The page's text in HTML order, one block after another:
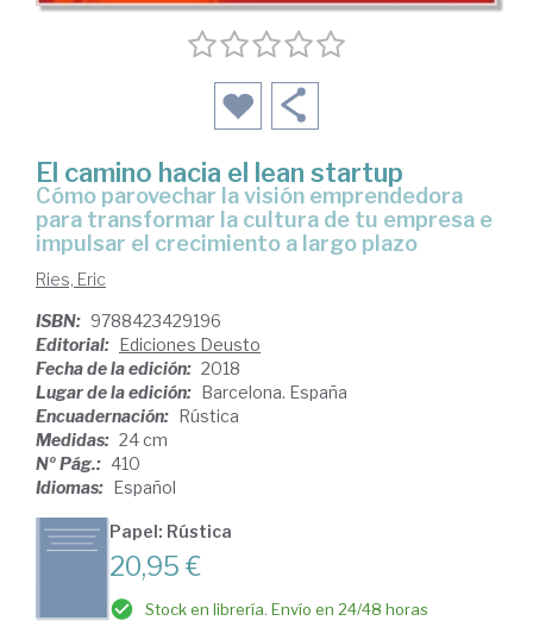
El camino hacia el lean startup
cómo parovechar la visión emprendedora
para transformar la cultura de tu empresa e
impulsar el crecimiento a largo plazo
Ries, Eric
ISBN: 9788423429196
Editorial: Ediciones Deusto
Fecha de la edición: 2018
Lugar de la edición: Barcelona. España
Encuadernación: Rústica
Medidas: 24 cm
Nº Pág.: 410
Idiomas: Español
Papel: Rústica
20,95 €
Stock en librería. Envío en 24/48 horas